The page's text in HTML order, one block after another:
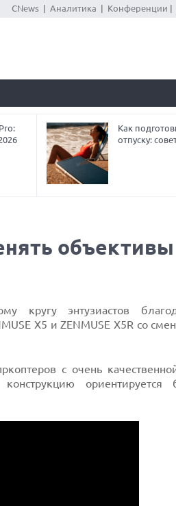
CNews| Аналитика Конференции
Как
отпуску:
объективы
кругу энтузиастов
X5 и ZENMUSE X5R со
с очень
ориентируется